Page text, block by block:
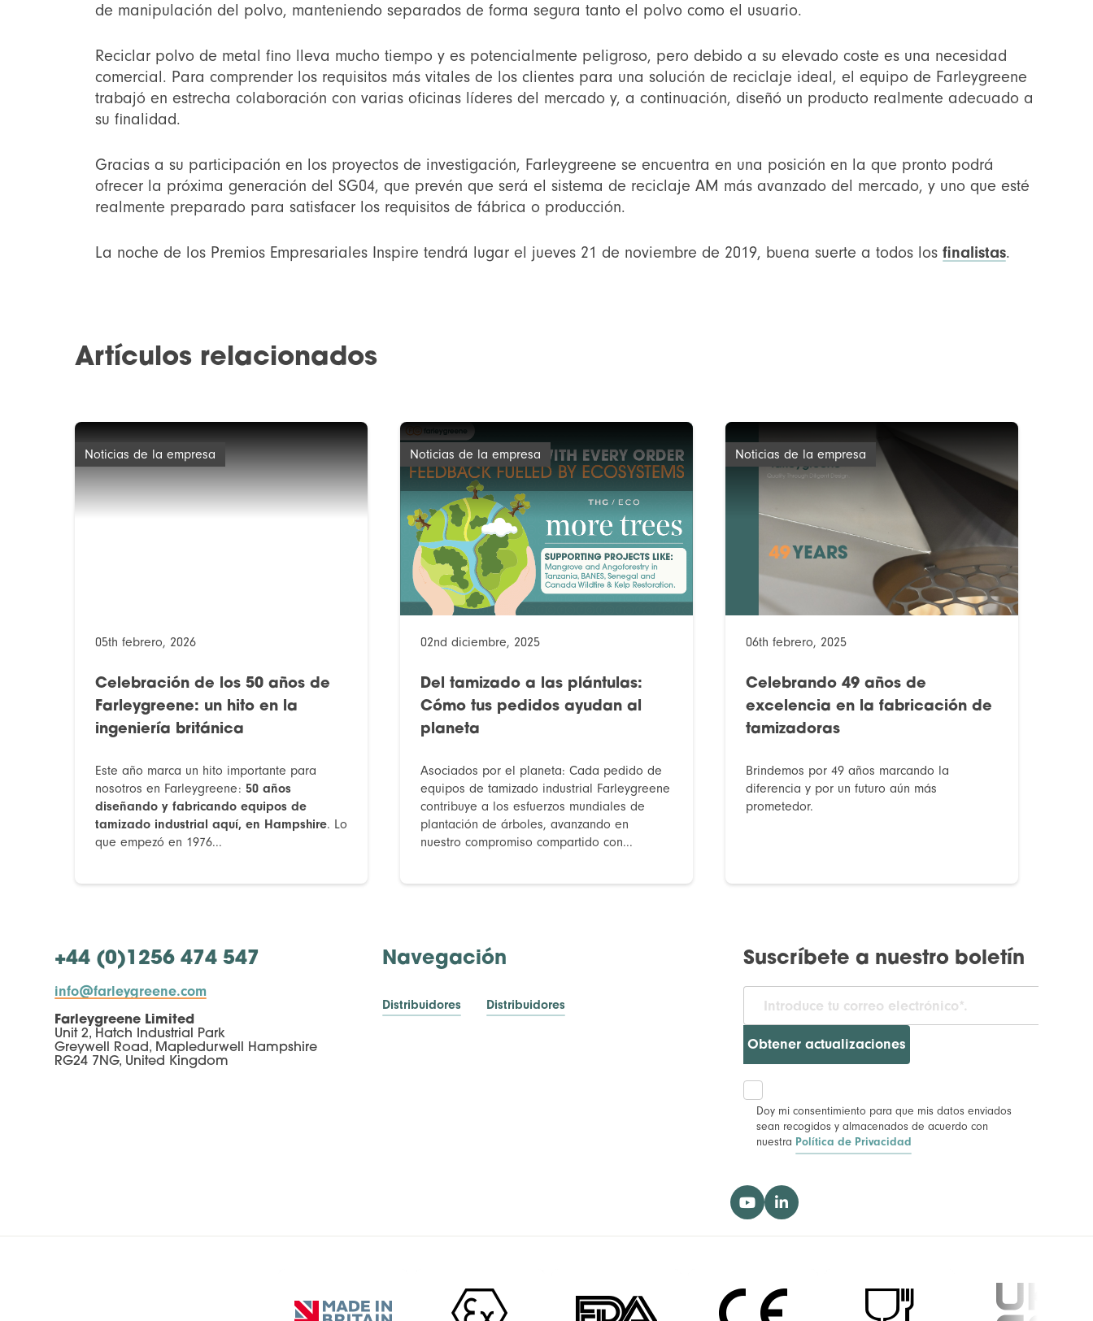
de manipulación del polvo, manteniendo separados de forma segura tanto el polvo como el usuario.
Reciclar polvo de metal fino lleva mucho tiempo y es potencialmente peligroso, pero debido a su elevado coste es una necesidad
comercial. Para comprender los requisitos más vitales de los clientes para una solución de reciclaje ideal, el equipo de Farleygreene
trabajó en estrecha colaboración con varias oficinas líderes del mercado y, a continuación, diseñó un producto realmente adecuado a
su finalidad.
Gracias a su participación en los proyectos de investigación, Farleygreene se encuentra en una posición en la que pronto podrá
ofrecer la próxima generación del SG04, que prevén que será el sistema de reciclaje AM más avanzado del mercado, y uno que esté
realmente preparado para satisfacer los requisitos de fábrica o producción.
La noche de los Premios Empresariales Inspire tendrá lugar el jueves 21 de noviembre de 2019, buena suerte a todos losfinalistas.
Artículos relacionados
Noticias de la empresa
05th febrero, 2026
Celebración de los 50 años de
Farleygreene: un hito en la
ingeniería británica
Este año marca un hito importante para
nosotros en Farleygreene: 50 años
diseñando y fabricando equipos de
tamizado industrial aquí, en Hampshire. Lo
que empezó en 1976...
Noticias de la empresa
02nd diciembre, 2025
Del tamizado a las plántulas:
Cómo tus pedidos ayudan al
planeta
Asociados por el planeta: Cada pedido de
equipos de tamizado industrial Farleygreene
contribuye a los esfuerzos mundiales de
plantación de árboles, avanzando en
nuestro compromiso compartido con...
Noticias de la empresa
06th febrero, 2025
Celebrando 49 años de
excelencia en la fabricación de
tamizadoras
Brindemos por 49 años marcando la
diferencia y por un futuro aún más
prometedor.
+44 (0)1256 474 547
info@farleygreene.com
Farleygreene Limited
Unit 2, Hatch Industrial Park
Greywell Road, Mapledurwell Hampshire
RG24 7NG, United Kingdom
Navegación
Distribuidores Distribuidores
Suscríbete a nuestro boletín
Obtener actualizaciones
Doy mi consentimiento para que mis datos enviados
sean recogidos y almacenados de acuerdo con
nuestra Política de Privacidad